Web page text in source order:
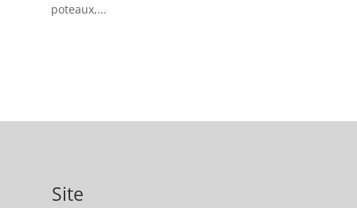
poteaux,...
Site